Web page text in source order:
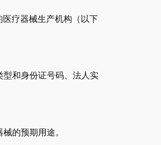
疗器械生产机构（以下
和身份证号码、法人实
的预期用途。